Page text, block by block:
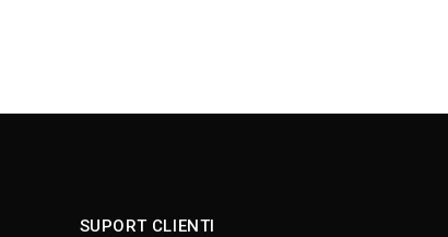
SUPORT CLIENTI